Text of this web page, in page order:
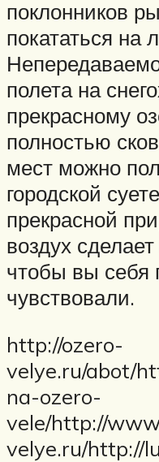
поклонников
покататься на
полета на
прекрасному
полностью
мест можно
городской
прекрасной
воздух
чтобы вы себя
чувствовали.
http://ozero-
velye.ru/abot/
na-ozero-
vele/http://
velye.ru/http://